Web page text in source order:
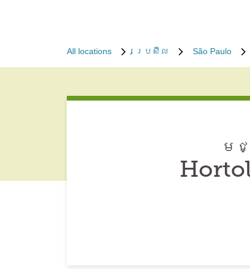
All locations ប្រេស៊ីល São Paulo
ម